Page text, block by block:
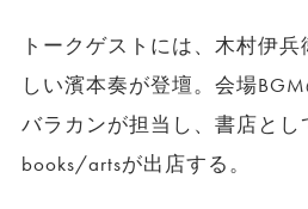
トークゲストには、木村伊
しい濱本奏が登壇。会場
バラカンが担当し、書店とし
books/artsが出店する。